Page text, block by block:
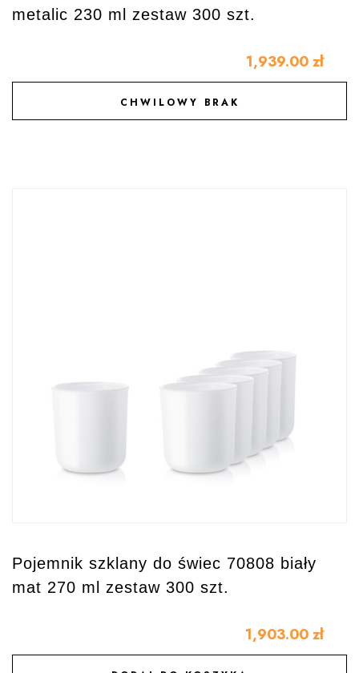
metalic 230 ml zestaw 300 szt.
1,939.00 zł
CHWILOWY BRAK
DODAJ DO ULUBIONYCH
Pojemnik szklany do świec 70808 biały
mat 270 ml zestaw 300 szt.
1,903.00 zł